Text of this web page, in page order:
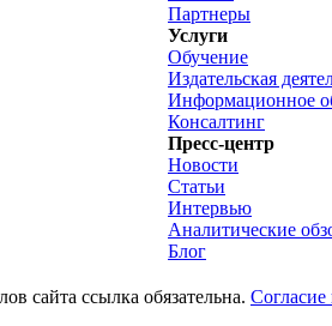
Партнеры
Услуги
Обучение
Издательская
Информационное
Консалтинг
Пресс-центр
Новости
Статьи
Интервью
Аналитические
Блог
сайта ссылка обязательна.